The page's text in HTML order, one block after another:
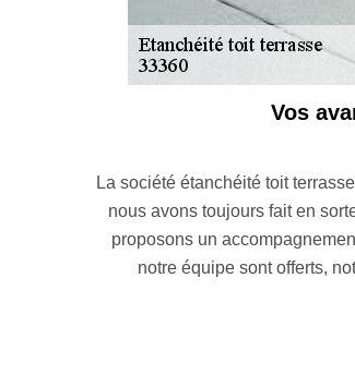
Vos
La société étanchéité toit
nous avons toujours fait en
proposons un
notre équipe sont offerts,